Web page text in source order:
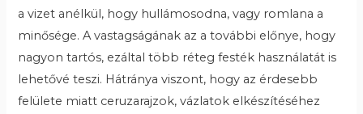
a vizet anélkül, hogy hullámosodna, vagy romlana a
minősége. A vastagságának az a további előnye, hogy
nagyon tartós, ezáltal több réteg festék használatát is
lehetővé teszi. Hátránya viszont, hogy az érdesebb
felülete miatt ceruzarajzok, vázlatok elkészítéséhez